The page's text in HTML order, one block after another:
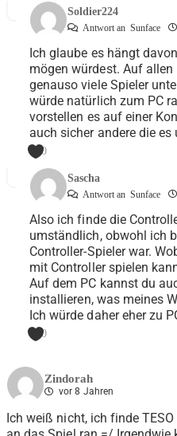
Soldier224
Antwort an Sunface
Ich glaube es hängt
mögen würdest. Auf
genauso viele Spieler
würde natürlich zum PC
vorstellen es auf einer
auch sicher andere die
0
Sascha
Antwort an Sunface
Also ich finde die
umständlich, obwohl ich
Controller-Spieler war.
mit Controller spielen
Auf dem PC kannst du
installieren, was meines
Ich würde daher eher zu
0
Zindorah
vor 8 Jahren
Ich weiß nicht, ich finde